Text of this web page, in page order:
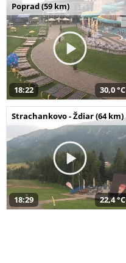
Poprad (59 km)
18:22 30,0 °C
Strachankovo - Ždiar (64 km)
18:29 22,4 °C